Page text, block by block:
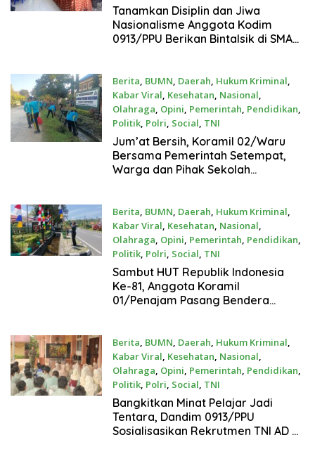
Agustus 1, 2026
Tanamkan Disiplin dan Jiwa
Nasionalisme Anggota Kodim
0913/PPU Berikan Bintalsik di SMA
Berita, BUMN, Daerah, Hukum Kriminal,
Kabar Viral, Kesehatan, Nasional,
Olahraga, Opini, Pemerintah, Pendidikan,
Politik, Polri, Social, TNI
Juli 31, 2026
Jum’at Bersih, Koramil 02/Waru
Bersama Pemerintah Setempat,
Warga dan Pihak Sekolah
Berita, BUMN, Daerah, Hukum Kriminal,
Kabar Viral, Kesehatan, Nasional,
Olahraga, Opini, Pemerintah, Pendidikan,
Politik, Polri, Social, TNI
Juli 30, 2026
Sambut HUT Republik Indonesia
Ke-81, Anggota Koramil
01/Penajam Pasang Bendera
Berita, BUMN, Daerah, Hukum Kriminal,
Kabar Viral, Kesehatan, Nasional,
Olahraga, Opini, Pemerintah, Pendidikan,
Politik, Polri, Social, TNI
Juli 30, 2026
Bangkitkan Minat Pelajar Jadi
Tentara, Dandim 0913/PPU
Sosialisasikan Rekrutmen TNI AD di